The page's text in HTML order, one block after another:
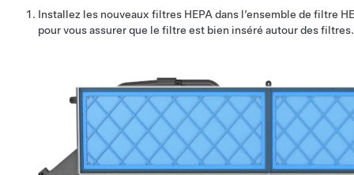
Installez les nouveaux filtres HEPA dans l’ensemble de filtre
pour vous assurer que le filtre est bien inséré autour des filtres.